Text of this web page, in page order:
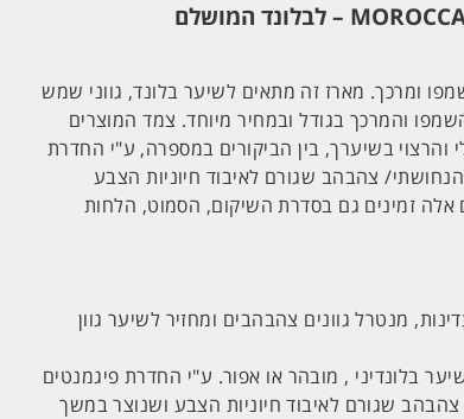
ומרכך. מארז זה מתאים לשיער בלונד, גווני שמש
והמרכך בגודל ובמחיר מיוחד. צמד המוצרים
והרצוי בשיערך, בין הביקורים במספרה, ע"י החדרת
צהבהב שגורם לאיבוד חיוניות הצבע
זמינים גם בסדרת השיקום, הסמוט, הלחות
מנטרל גוונים צהבהבים ומחזיר לשיער גוון
בלונדיני , מובהר או אפור. ע"י החדרת פיגמנטים
שגורם לאיבוד חיוניות הצבע ושנוצר במשך